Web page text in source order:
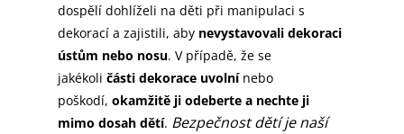
dospělí dohlíželi na děti při manipulaci s
dekorací a zajistili, aby nevystavovali dekoraci
ústům nebo nosu. V případě, že se
jakékoli části dekorace uvolní nebo
poškodí, okamžitě ji odeberte a nechte ji
mimo dosah dětí. Bezpečnost dětí je naší